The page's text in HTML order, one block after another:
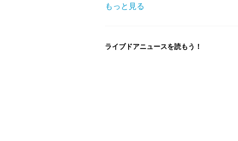
もっと見る
ライブドアニュースを読もう！